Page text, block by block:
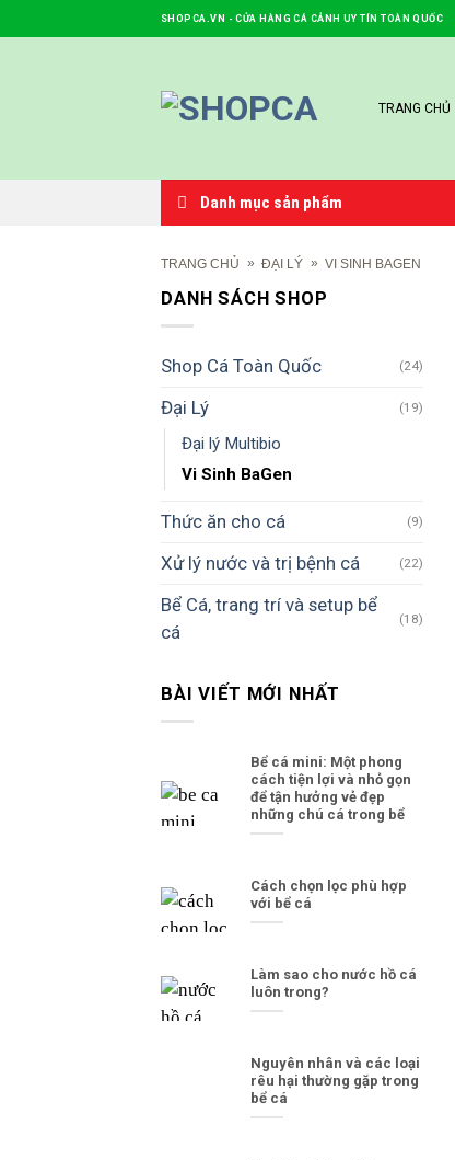
to
SHOPCA.VN - CỬA HÀNG CÁ CẢNH UY TÍN TOÀN QUỐC
TRANG CHỦ
Danh mục sản phẩm
TRANG CHỦ » ĐẠI LÝ » VI SINH BAGEN
DANH SÁCH SHOP
Shop Cá Toàn Quốc (24)
Đại Lý (19)
Đại lý Multibio
Vi Sinh BaGen
Thức ăn cho cá (9)
Xử lý nước và trị bệnh cá (22)
Bể Cá, trang trí và setup bể
cá
(18)
BÀI VIẾT MỚI NHẤT
Bể cá mini: Một phong
cách tiện lợi và nhỏ gọn
để tận hưởng vẻ đẹp
những chú cá trong bể
Cách chọn lọc phù hợp
với bể cá
Làm sao cho nước hồ cá
luôn trong?
Nguyên nhân và các loại
rêu hại thường gặp trong
bể cá